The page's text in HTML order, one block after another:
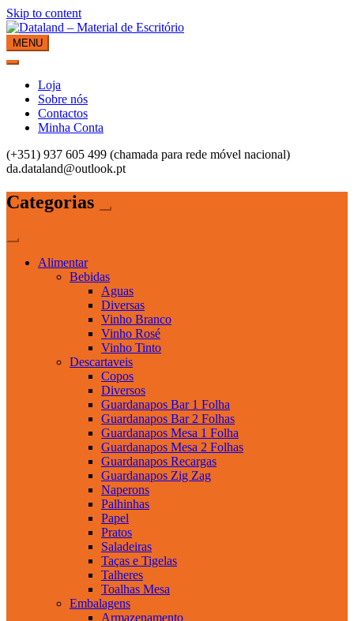
Skip to content
Dataland – Material de Escritório
Material de Escritório
MENU
Loja
Sobre nós
Contactos
Minha Conta
(+351) 937 605 499 (chamada para rede móvel nacional)
da.dataland@outlook.pt
Categorias
Alimentar
Bebidas
Aguas
Diversas
Vinho Branco
Vinho Rosé
Vinho Tinto
Descartaveis
Copos
Diversos
Guardanapos Bar 1 Folha
Guardanapos Bar 2 Folhas
Guardanapos Mesa 1 Folha
Guardanapos Mesa 2 Folhas
Guardanapos Recargas
Guardanapos Zig Zag
Naperons
Palhinhas
Papel
Pratos
Saladeiras
Taças e Tigelas
Talheres
Toalhas Mesa
Embalagens
Armazenamento